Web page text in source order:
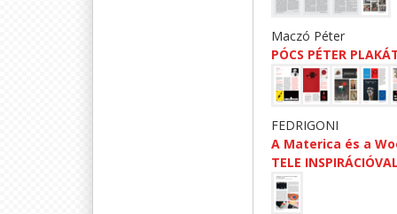
Maczó Péter
PÓCS PÉTER
FEDRIGONI
A Materica és a
TELE